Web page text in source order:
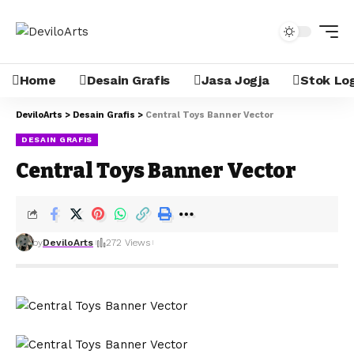
Home Desain Grafis Jasa Jogja Stok
DeviloArts > Desain Grafis > Central Toys Banner Vector
DESAIN GRAFIS
Central Toys Banner Vector
byDeviloArts 272 Views